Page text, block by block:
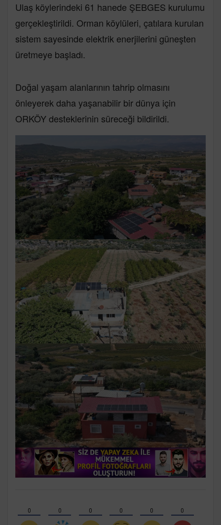
Ulaş köylerindeki 61 hanede ŞEBGES kurulumu
gerçekleştirildi. Orman köylüleri, çatılara kurulan
sistem sayesinde elektrik enerjilerini güneşten
üretmeye başladı.
Doğal yaşam alanlarının tahrip olmasını
önleyerek daha yaşanabilir bir dünya için
ORKÖY desteklerinin süreceği bildirildi.
0 0 0 0 0 0